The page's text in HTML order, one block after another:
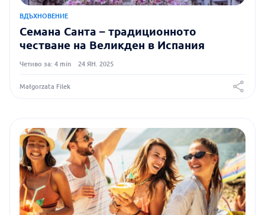
ВДЪХНОВЕНИЕ
Семана Санта – традиционното
честване на Великден в Испания
Четиво за: 4 min 24 ЯН. 2025
Małgorzata Filek